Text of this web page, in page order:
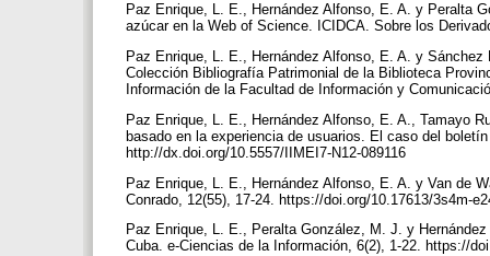
Paz Enrique, L. E., Hernández Alfonso, E. A. y Peralta
azúcar en la Web of Science. ICIDCA. Sobre los
Paz Enrique, L. E., Hernández Alfonso, E. A. y
Colección Bibliografía Patrimonial de la Biblioteca
Información de la Facultad de Información y
Paz Enrique, L. E., Hernández Alfonso, E. A., Tamayo
basado en la experiencia de usuarios. El caso del
http://dx.doi.org/10.5557/IIMEI7-N12-089116
Paz Enrique, L. E., Hernández Alfonso, E. A. y Van de
Conrado, 12(55), 17-24. https://doi.org/10.17613/3s4m-
Paz Enrique, L. E., Peralta González, M. J. y
Cuba. e-Ciencias de la Información, 6(2), 1-22. https://